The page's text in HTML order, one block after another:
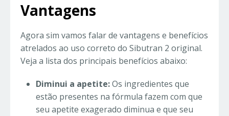
Vantagens
Agora sim vamos falar de vantagens e benefícios
atrelados ao uso correto do Sibutran 2 original.
Veja a lista dos principais benefícios abaixo:
Diminui a apetite:Os ingredientes que
estão presentes na fórmula fazem com que
seu apetite exagerado diminua e que seu